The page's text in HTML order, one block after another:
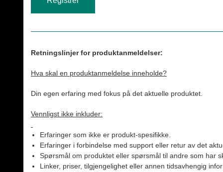
Retningslinjer for produktanmeldelser:
Hva skal en produktanmeldelse inneholde?
Din egen erfaring med fokus på det aktuelle produktet.
Vennligst ikke inkluder:
Erfaringer som ikke er produkt-spesifikke.
Erfaringer i forbindelse med support eller retur av det
Spørsmål om produktet eller spørsmål til andre som har
Linker, priser, tilgjengelighet eller annen tidsavhengig